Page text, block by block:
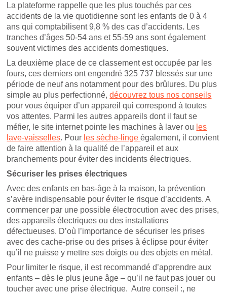
La plateforme rappelle que les plus touchés par ces
accidents de la vie quotidienne sont les enfants de 0 à 4
ans qui comptabilisent 9,8 % des cas d’accidents. Les
tranches d’âges 50-54 ans et 55-59 ans sont également
souvent victimes des accidents domestiques.
La deuxième place de ce classement est occupée par les
fours, ces derniers ont engendré 325 737 blessés sur une
période de neuf ans notamment pour des brûlures. Du plus
simple au plus perfectionné,découvrez tous nos conseils
pour vous équiper d’un appareil qui correspond à toutes
vos attentes. Parmi les autres appareils dont il faut se
méfier, le site internet pointe les machines à laver ou les
lave-vaisselles. Pour les sèche-lingeégalement, il convient
de faire attention à la qualité de l’appareil et aux
branchements pour éviter des incidents électriques.
Sécuriser les prises électriques
Avec des enfants en bas-âge à la maison, la prévention
s’avère indispensable pour éviter le risque d’accidents. A
commencer par une possible électrocution avec des prises,
des appareils électriques ou des installations
défectueuses. D’où l’importance de sécuriser les prises
avec des cache-prise ou des prises à éclipse pour éviter
qu’il ne puisse y mettre ses doigts ou des objets en métal.
Pour limiter le risque, il est recommandé d’apprendre aux
enfants – dès le plus jeune âge – qu’il ne faut pas jouer ou
toucher avec une prise électrique. Autre conseil :, ne